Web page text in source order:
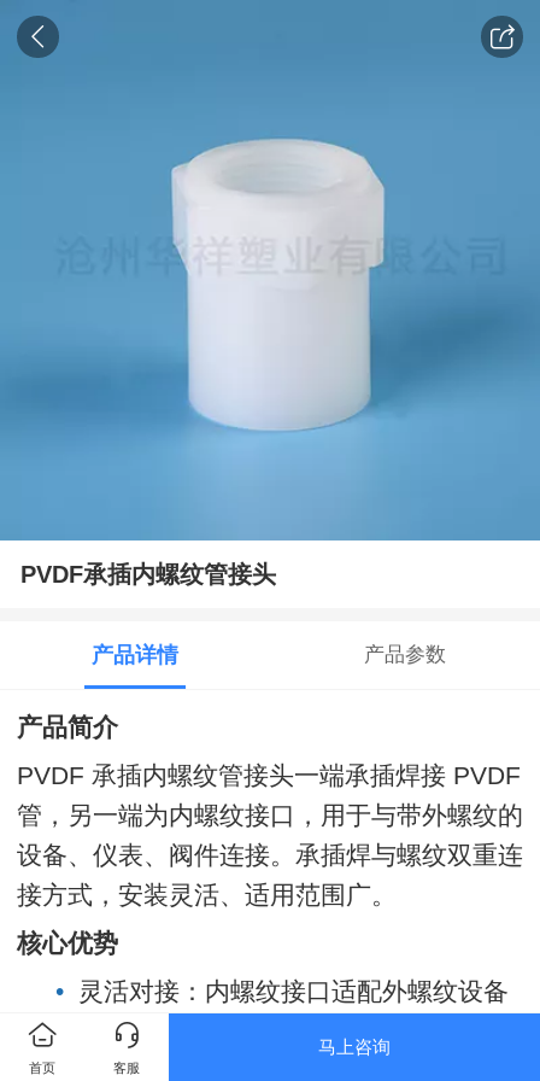
PVDF承插内螺纹管接头
产品详情 产品参数
产品简介
PVDF 承插内螺纹管接头一端承插焊接 PVDF
管，另一端为内螺纹接口，用于与带外螺纹的
设备、仪表、阀件连接。承插焊与螺纹双重连
接方式，安装灵活、适用范围广。
核心优势
• 灵活对接：内螺纹接口适配外螺纹设备
与仪表
首页 客服
马上咨询